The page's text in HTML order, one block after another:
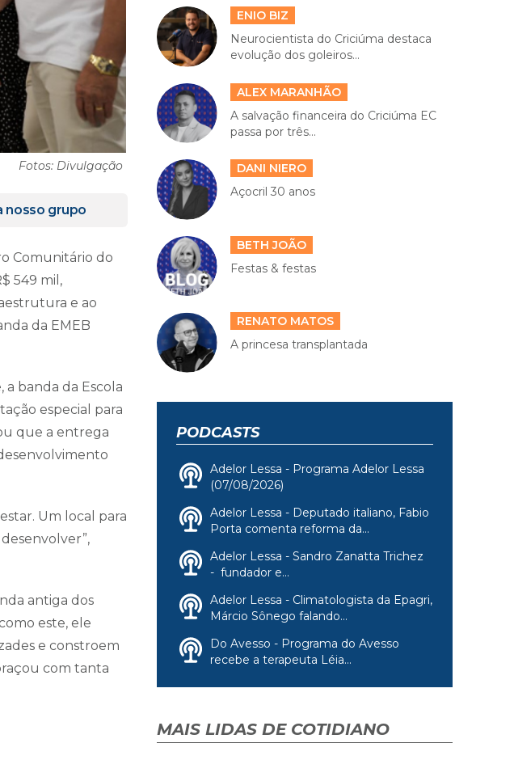
Fotos: Divulgação
nosso grupo
Comunitário do
549 mil,
e ao
da EMEB
banda da Escola
especial para
que a entrega
Um local para
antiga dos
este, ele
e constroem
com tanta
ENIO BIZ
Neurocientista do Criciúma destaca
evolução dos goleiros...
ALEX MARANHÃO
A salvação financeira do Criciúma EC
passa por três...
DANI NIERO
Açocril 30 anos
BETH JOÃO
Festas & festas
RENATO MATOS
A princesa transplantada
PODCASTS
Adelor Lessa - Programa Adelor Lessa
(07/08/2026)
Adelor Lessa - Deputado italiano, Fabio
Porta comenta reforma da...
Adelor Lessa - Sandro Zanatta Trichez
- fundador e...
Adelor Lessa - Climatologista da Epagri,
Márcio Sônego falando...
Do Avesso - Programa do Avesso
recebe a terapeuta Léia...
MAIS LIDAS DE COTIDIANO